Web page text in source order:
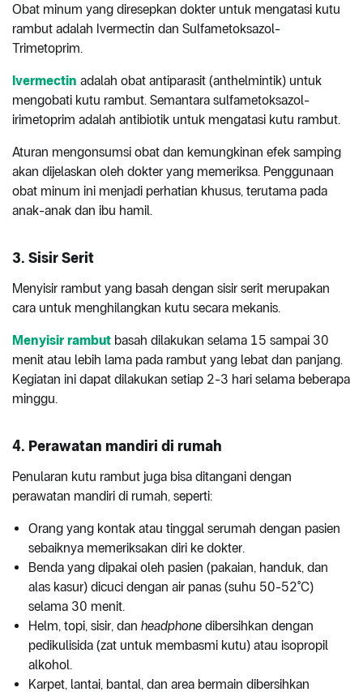
Obat minum yang diresepkan dokter untuk mengatasi kutu
rambut adalah Ivermectin dan Sulfametoksazol-
Trimetoprim.
Ivermectin adalah obat antiparasit (anthelmintik) untuk
mengobati kutu rambut. Semantara sulfametoksazol-
irimetoprim adalah antibiotik untuk mengatasi kutu rambut.
Aturan mengonsumsi obat dan kemungkinan efek samping
akan dijelaskan oleh dokter yang memeriksa. Penggunaan
obat minum ini menjadi perhatian khusus, terutama pada
anak-anak dan ibu hamil.
3. Sisir Serit
Menyisir rambut yang basah dengan sisir serit merupakan
cara untuk menghilangkan kutu secara mekanis.
Menyisir rambut basah dilakukan selama 15 sampai 30
menit atau lebih lama pada rambut yang lebat dan panjang.
Kegiatan ini dapat dilakukan setiap 2-3 hari selama beberapa
minggu.
4. Perawatan mandiri di rumah
Penularan kutu rambut juga bisa ditangani dengan
perawatan mandiri di rumah, seperti:
Orang yang kontak atau tinggal serumah dengan pasien
sebaiknya memeriksakan diri ke dokter.
Benda yang dipakai oleh pasien (pakaian, handuk, dan
alas kasur) dicuci dengan air panas (suhu 50-52°C)
selama 30 menit.
Helm, topi, sisir, dan headphone dibersihkan dengan
pedikulisida (zat untuk membasmi kutu) atau isopropil
alkohol.
Karpet, lantai, bantal, dan area bermain dibersihkan